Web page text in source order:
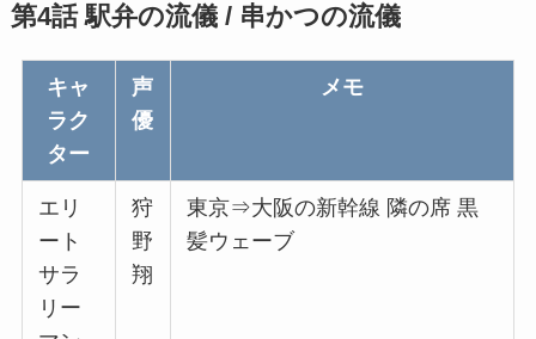
第4話 駅弁の流儀 / 串かつの流儀
キャ
ラク
ター
声
優
メモ
エリ
ート
サラ
リー
狩
野
翔
東京⇒大阪の新幹線 隣の席 黒
髪ウェーブ